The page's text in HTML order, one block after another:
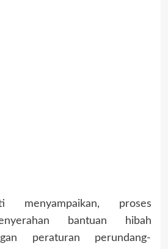
menyampaikan, proses
bantuan hibah
peraturan perundang-